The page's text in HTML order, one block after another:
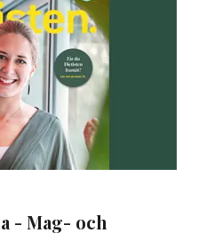
- Mag- och